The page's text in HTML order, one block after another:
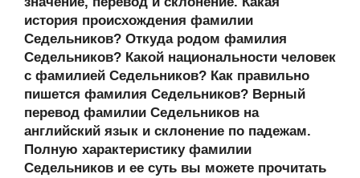
a
ss
ni
ki
o
o
k
ur
n
al
A
p
p
a
m
в
и
ть
история происхождения фамилии
Седельников? Откуда родом фамилия
Седельников? Какой национальности человек
с фамилией Седельников? Как правильно
пишется фамилия Седельников? Верный
перевод фамилии Седельников на
английский язык и склонение по падежам.
Полную характеристику фамилии
Седельников и ее суть вы можете прочитать